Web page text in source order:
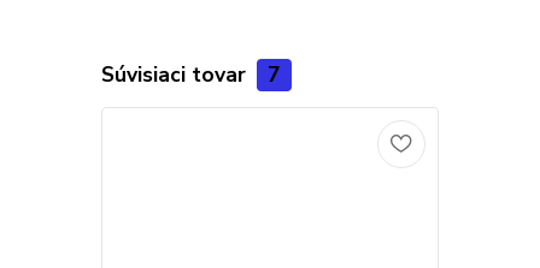
Súvisiaci tovar 7